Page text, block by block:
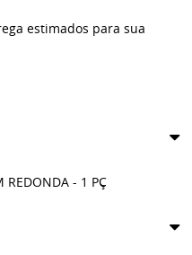
estimados para sua
REDONDA - 1 PÇ